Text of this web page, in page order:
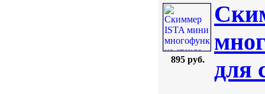
895 руб.
для